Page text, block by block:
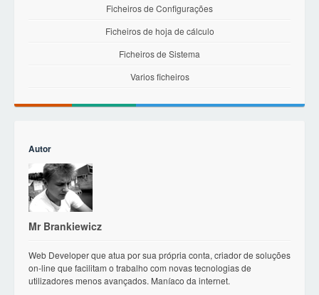
Ficheiros de Configurações
Ficheiros de hoja de cálculo
Ficheiros de Sistema
Varios ficheiros
Autor
Mr Brankiewicz
Web Developer que atua por sua própria conta, criador de soluções
on-line que facilitam o trabalho com novas tecnologias de
utilizadores menos avançados. Maníaco da internet.